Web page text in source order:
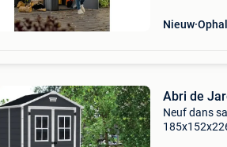
Nieuw
Abri de
Neuf dans